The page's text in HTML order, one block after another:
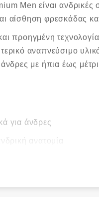
Men είναι ανδρικές
αίσθηση φρεσκάδας
προηγμένη
αναπνεύσιμο
με ήπια έως
για άνδρες
ανατομία